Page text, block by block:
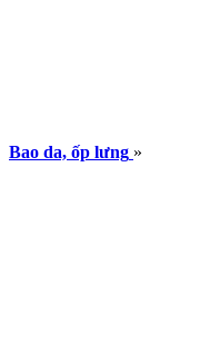
Bao da, ốp lưng »